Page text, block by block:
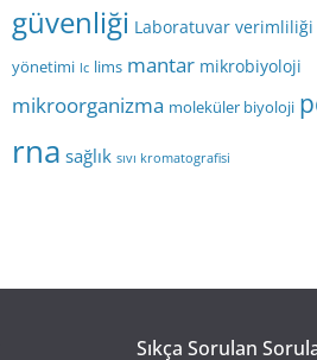
güvenliği Laboratuvar verimliliği
yönetimi lc lims mantar mikrobiyoloji
mikroorganizma moleküler biyoloji
rna sağlık sıvı kromatografisi
Sıkça Sorulan